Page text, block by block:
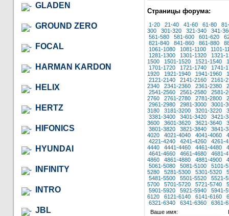
GLADEN
GROUND ZERO
FOCAL
HARMAN KARDON
HELIX
HERTZ
HIFONICS
HYUNDAI
INFINITY
INTRO
JBL
Страницы форума:
1-20 21-40 41-60 61-80
300
301-320 321-340
341-
561-580
581-600 601-620
821-840
841-860 861-880
1061-1080
1081-1100
1101-
1281-1300
1301-1320
1321-
1500
1501-1520 1521-1540
1701-1720
1721-1740
1741-
1920
1921-1940 1941-1960
2121-2140
2141-2160
2161-
2340
2341-2360 2361-2380
2541-2560
2561-2580
2581-
2760
2761-2780 2781-2800
2961-2980
2981-3000
3001-
3180
3181-3200 3201-3220
3381-3400
3401-3420
3421-
3600
3601-3620 3621-3640
3801-3820
3821-3840
3841-
4020
4021-4040 4041-4060
4221-4240
4241-4260
4261-
4440
4441-4460 4461-4480
4641-4660
4661-4680
4681-
4860
4861-4880 4881-4900
5061-5080
5081-5100
5101-
5280
5281-5300 5301-5320
5481-5500
5501-5520
5521-
5700
5701-5720 5721-5740
5901-5920
5921-5940
5941-
6120
6121-6140 6141-6160
6321-6340
6341-6360
6361-
Ваше имя: